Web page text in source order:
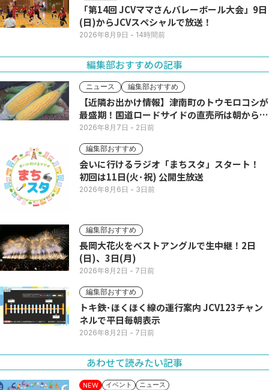
「第14回 JCVママさんバレーボール大会」9日
(日)からJCVスペシャルで放送！
2026年8月9日 - 14時間前
編集部おすすめの記事
ニュース 編集部おすすめ
【近隣お出かけ情報】津南町のトウモロコシが
最盛期！国道ロードサイドの直売所は朝から長
い列
2026年8月7日 - 2日前
編集部おすすめ
会いに行けるラジオ「まちスタ」スタート！
初回は11日(火･祝) 公開生放送
2026年8月6日 - 3日前
編集部おすすめ
長岡大花火をベストアングルで生中継！2日
(日)、3日(月)
2026年8月2日 - 7日前
編集部おすすめ
トキ鉄･ほくほく線の運行案内 JCV123チャン
ネルで平日毎朝表示
2026年8月2日 - 7日前
あわせて読みたい記事
NEW イベント ニュース